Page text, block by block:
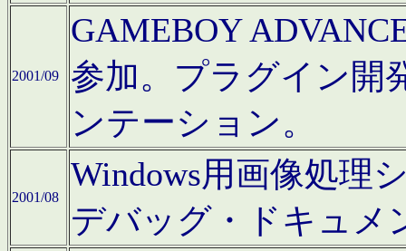
2001/09
GAMEBOY
参加。プラグイン開
ンテーション。
2001/08
Windows用画像処理
デバッグ・ドキュメ